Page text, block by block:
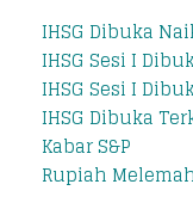
IHSG Dibuka
IHSG Sesi I
IHSG Sesi I
IHSG Dibuka
Kabar S&P
Rupiah